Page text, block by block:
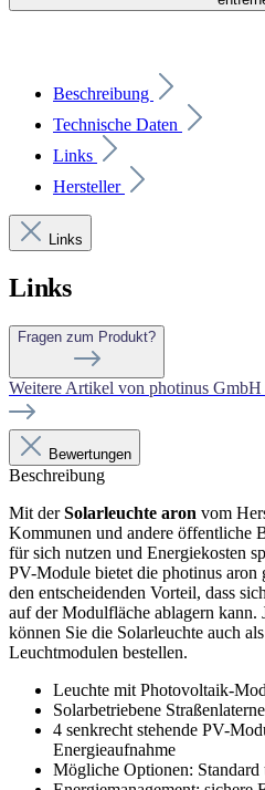
Beschreibung
Technische Daten
Links
Hersteller
Links
Links
Fragen zum Produkt?
Weitere Artikel von photinus
Bewertungen
Beschreibung
Mit derSolarleuchte aron vom
Kommunen und andere öffentliche
für sich nutzen und Energiekosten
PV-Module bietet die photinus aron
den entscheidenden Vorteil, dass
auf der Modulfläche ablagern kann.
können Sie die Solarleuchte auch
Leuchtmodulen bestellen.
Leuchte mit Photovoltaik-
Solarbetriebene Straßenlaterne
4 senkrecht stehende PV-
Energieaufnahme
Mögliche Optionen: Standard